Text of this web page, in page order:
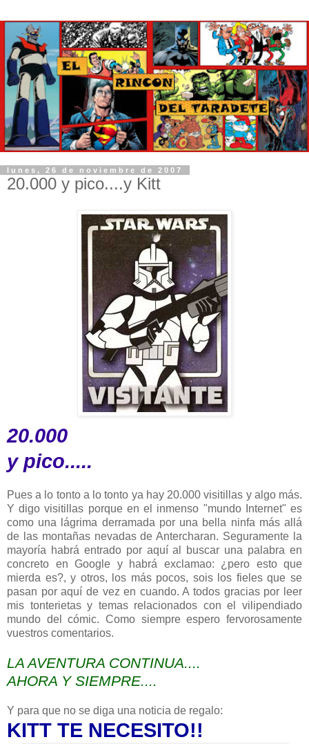
lunes, 26 de noviembre de 2007
20.000 y pico....y Kitt
20.000
y pico.....
Pues a lo tonto a lo tonto ya hay 20.000 visitillas y algo más.
Y digo visitillas porque en el inmenso "mundo Internet" es
como una lágrima derramada por una bella ninfa más allá
de las montañas nevadas de Antercharan. Seguramente la
mayoría habrá entrado por aquí al buscar una palabra en
concreto en Google y habrá exclamao: ¿pero esto que
mierda es?, y otros, los más pocos, sois los fieles que se
pasan por aquí de vez en cuando. A todos gracias por leer
mis tonterietas y temas relacionados con el vilipendiado
mundo del cómic. Como siempre espero fervorosamente
vuestros comentarios.
LA AVENTURA CONTINUA....
AHORA Y SIEMPRE....
Y para que no se diga una noticia de regalo:
KITT TE NECESITO!!